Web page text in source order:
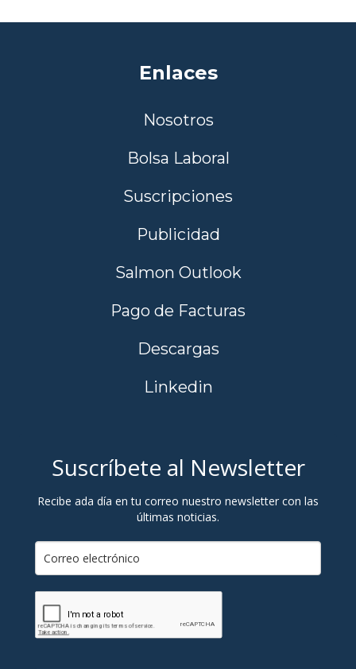
Enlaces
Nosotros
Bolsa Laboral
Suscripciones
Publicidad
Salmon Outlook
Pago de Facturas
Descargas
Linkedin
Suscríbete al Newsletter
Recibe ada día en tu correo nuestro newsletter con las
últimas noticias.